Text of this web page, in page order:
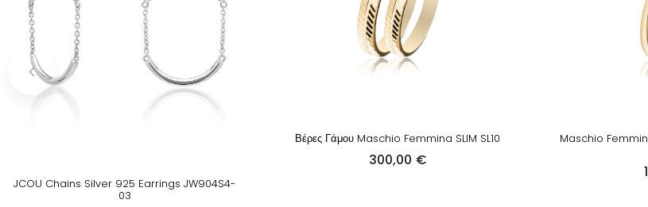
JCOU Chains Silver 925 Earrings JW904S4-
03
Βέρες Γάμου Maschio Femmina SLIM SL10
300,00 €
Maschio